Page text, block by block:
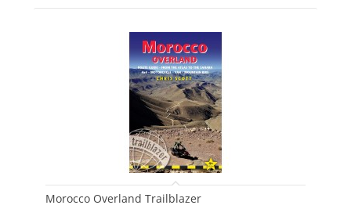
Morocco Overland Trailblazer